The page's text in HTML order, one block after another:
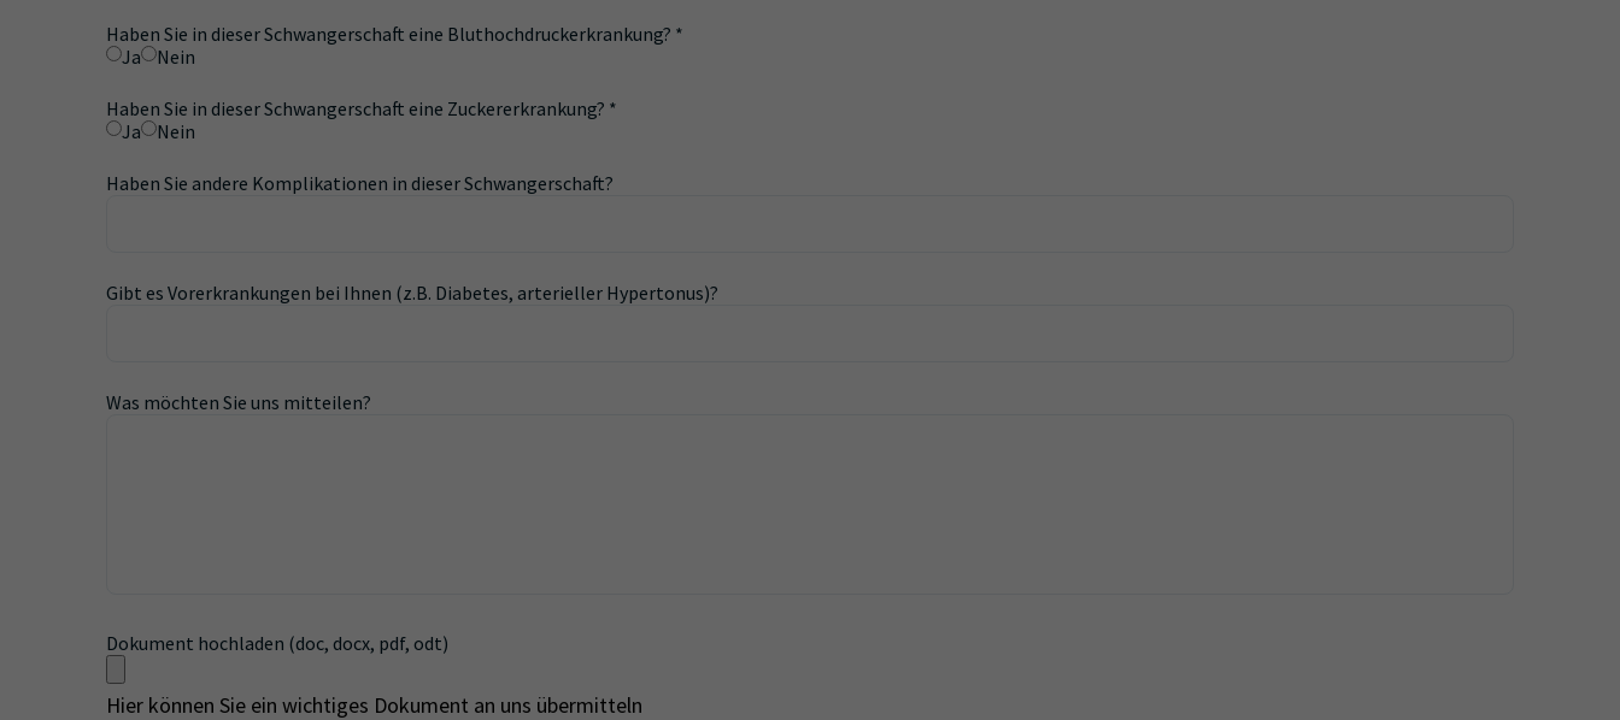
Haben Sie in dieser Schwangerschaft eine Bluthochdruckerkrankung? *
Ja
Nein
Haben Sie in dieser Schwangerschaft eine Zuckererkrankung? *
Ja
Nein
Haben Sie andere Komplikationen in dieser Schwangerschaft?
Gibt es Vorerkrankungen bei Ihnen (z.B. Diabetes, arterieller Hypertonus)?
Was möchten Sie uns mitteilen?
Dokument hochladen (doc, docx, pdf, odt)
Hier können Sie ein wichtiges Dokument an uns übermitteln